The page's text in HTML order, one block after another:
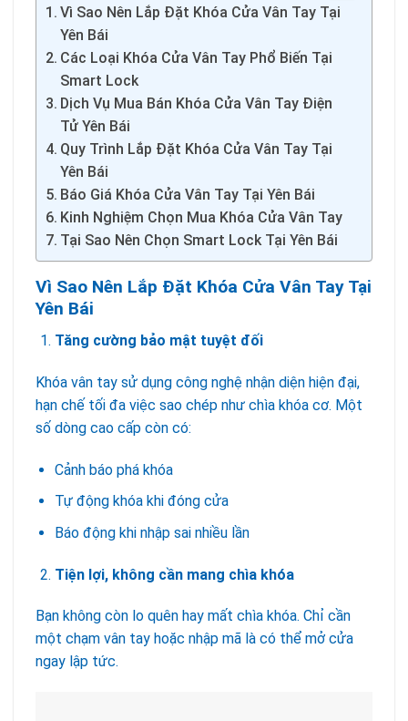
Vì Sao Nên Lắp Đặt Khóa Cửa Vân Tay Tại
Yên Bái
Các Loại Khóa Cửa Vân Tay Phổ Biến Tại
Smart Lock
Dịch Vụ Mua Bán Khóa Cửa Vân Tay Điện
Tử Yên Bái
Quy Trình Lắp Đặt Khóa Cửa Vân Tay Tại
Yên Bái
Báo Giá Khóa Cửa Vân Tay Tại Yên Bái
Kinh Nghiệm Chọn Mua Khóa Cửa Vân Tay
Tại Sao Nên Chọn Smart Lock Tại Yên Bái
Vì Sao Nên Lắp Đặt Khóa Cửa Vân Tay Tại
Yên Bái
Tăng cường bảo mật tuyệt đối
Khóa vân tay sử dụng công nghệ nhận diện hiện đại,
hạn chế tối đa việc sao chép như chìa khóa cơ. Một
số dòng cao cấp còn có:
Cảnh báo phá khóa
Tự động khóa khi đóng cửa
Báo động khi nhập sai nhiều lần
Tiện lợi, không cần mang chìa khóa
Bạn không còn lo quên hay mất chìa khóa. Chỉ cần
một chạm vân tay hoặc nhập mã là có thể mở cửa
ngay lập tức.